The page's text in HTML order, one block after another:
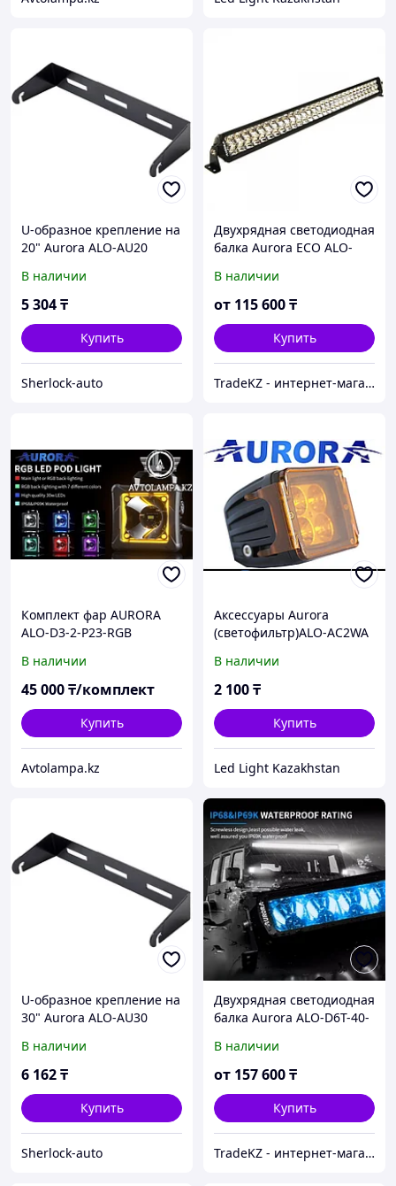
U-образное крепление на
20" Aurora ALO-AU20
В наличии
5 304₸
Купить
Sherlock-auto
Двухрядная светодиодная
балка Aurora ECO ALO-
В наличии
от 115 600₸
Купить
TradeKZ - интернет-магазин
Комплект фар AURORA
ALO-D3-2-P23-RGB
квадратные фары Aurora
В наличии
45 000₸/комплект
Купить
Avtolampa.kz
Аксессуары Aurora
(светофильтр)ALO-AC2WA
В наличии
2 100₸
Купить
Led Light Kazakhstan
U-образное крепление на
30" Aurora ALO-AU30
В наличии
6 162₸
Купить
Sherlock-auto
Двухрядная светодиодная
балка Aurora ALO-D6T-40-
В наличии
от 157 600₸
Купить
TradeKZ - интернет-магазин